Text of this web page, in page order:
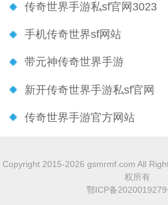
传奇世界手游私sf官网3023
手机传奇世界sf网站
带元神传奇世界手游
新开传奇世界手游私sf官网
传奇世界手游官方网站
Copyright 2015-2026 gsmrmf.com All
权所有
鄂ICP备